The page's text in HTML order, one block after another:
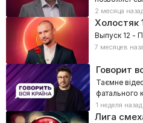
2 месяца
Холостяк
Выпуск 12 -
7 месяцев
Говорит
Таємне
фатального
1 неделя назад
Лига